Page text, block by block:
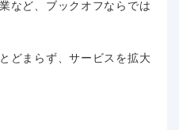
など、ブックオフならでは
どまらず、サービスを拡大